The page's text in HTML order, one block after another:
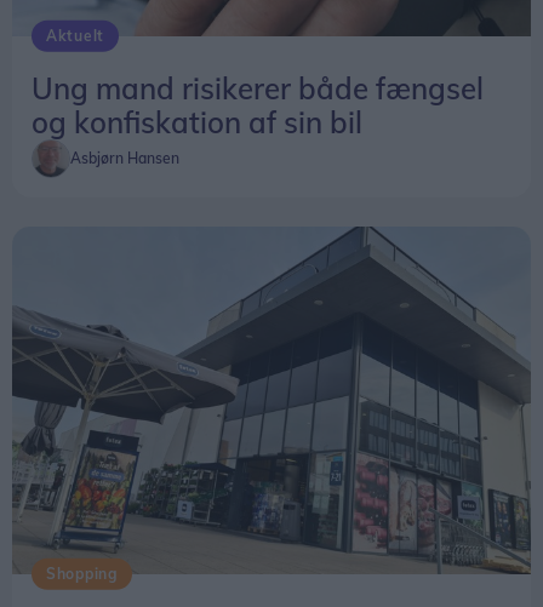
Aktuelt
Ung mand risikerer både fængsel
og konfiskation af sin bil
Asbjørn Hansen
Shopping